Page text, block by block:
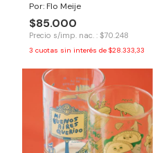
Por: Flo Meije
$85.000
Precio s/imp. nac. : $70.248
3 cuotas sin interés de $28.333,33